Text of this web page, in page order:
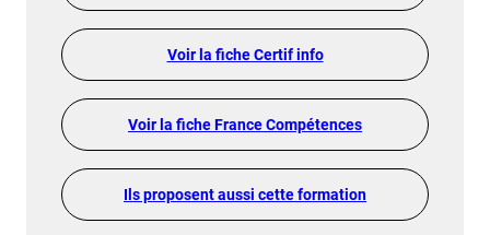
Voir la fiche Certif info
Voir la fiche France Compétences
Ils proposent aussi cette formation